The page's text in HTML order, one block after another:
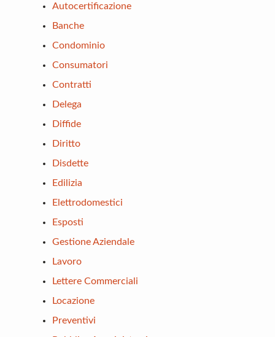
Autocertificazione
Banche
Condominio
Consumatori
Contratti
Delega
Diffide
Diritto
Disdette
Edilizia
Elettrodomestici
Esposti
Gestione Aziendale
Lavoro
Lettere Commerciali
Locazione
Preventivi